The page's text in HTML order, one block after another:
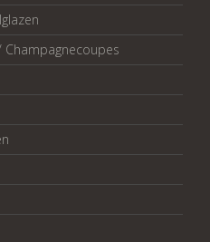
Champagnecoupes